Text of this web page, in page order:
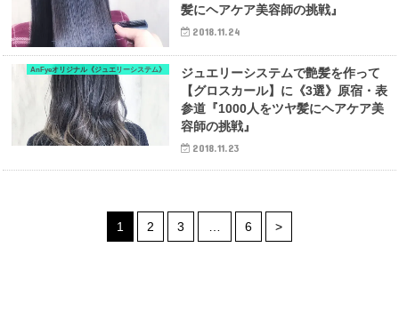
髪にヘアケア美容師の挑戦』
2018.11.24
AnFyeオリジナル《ジュエリーシステム》
ジュエリーシステムで艶髪を作って
【グロスカール】に《3選》原宿・表
参道『1000人をツヤ髪にヘアケア美
容師の挑戦』
2018.11.23
1 2 3 6 >